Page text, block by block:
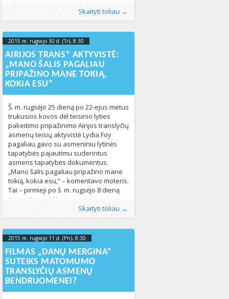
Lili Elbe vaidmenį kino filme „Mergina iš
Danijos“ atlikęs britų aktorius Eddie
daug ko išmokė. „Būtina nedelsiant
šviesti visuomenę translyčių asmenų
žmogaus teisių klausimais. Kurti
vaidmenį yra viena, o vaidinant įgyti
naudingos gyvenimiškos patirties – jau
privilegija. Džiaugiuosi sutikęs tiek
nuostabių
Skaityti toliau →
Publikavo:Aliona, LGL
Kategorijos:Kultūra,Naujienos,Žmogaus
teisės346
Žymos:lytinė tapatybė,translyčiai asmenys,
translyčių asmenų bendruomenė,Žmogaus
2015 m. rugsėjo 30 d. (Tr), 8:30
17T19:39:04+00:00
AIRIJOS TRANS* AKTYVISTĖ:
„MANO ŠALIS PAGALIAU
PRIPAŽINO MANE TOKIĄ,
KOKIA ESU“
Š. m. rugsėjo 25 dieną po 22-ejus metus
trukusios kovos dėl teisinio lyties
pakeitimo pripažinimo Airijos translyčių
asmenų teisių aktyvistė Lydia Foy
pagaliau gavo su asmeniniu lytinės
tapatybės pajautimu suderintus
asmens tapatybės dokumentus.
„Mano šalis pagaliau pripažino mane
tokią, kokia esu,“ – komentavo moteris.
Tai – pirmieji po š. m. rugsėjo 8 dieną
Airijos Respublikoje
Skaityti toliau →
Publikavo:Aliona, LGL
Kategorijos:LGBT pasaulyje,Naujienos,
Pasaulyje,Žmogaus teisės443
Žymos:lytinė tapatybė,teisinis lyties
pakeitimo pripažinimas,translyčiai asmenys,
2015 m. rugsėjo 11 d. (Pn), 8:30
17T19:12:11+00:00
FILMAS „DANŲ MERGINA“
SUTEIKS MATOMUMO
TRANSLYČIŲ ASMENŲ
BENDRUOMENEI?